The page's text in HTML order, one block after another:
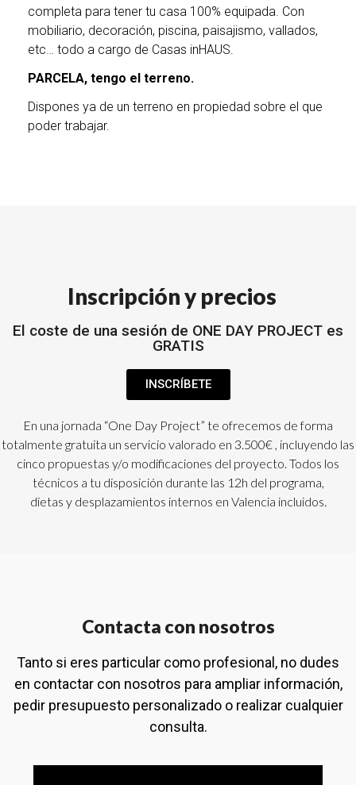
completa para tener tu casa 100% equipada. Con
mobiliario, decoración, piscina, paisajismo, vallados,
etc… todo a cargo de Casas inHAUS.
PARCELA, tengo el terreno.
Dispones ya de un terreno en propiedad sobre el que
poder trabajar.
Inscripción y precios
El coste de una sesión de ONE DAY PROJECT es
GRATIS
INSCRÍBETE
En una jornada “One Day Project” te ofrecemos de forma
totalmente gratuita un servicio valorado en 3.500€ , incluyendo las
cinco propuestas y/o modificaciones del proyecto. Todos los
técnicos a tu disposición durante las 12h del programa,
dietas y desplazamientos internos en Valencia incluidos.
Contacta con nosotros
Tanto si eres particular como profesional, no dudes
en contactar con nosotros para ampliar información,
pedir presupuesto personalizado o realizar cualquier
consulta.